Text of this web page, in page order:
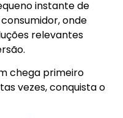
instante de
onde
relevantes
chega primeiro
vezes, conquista o